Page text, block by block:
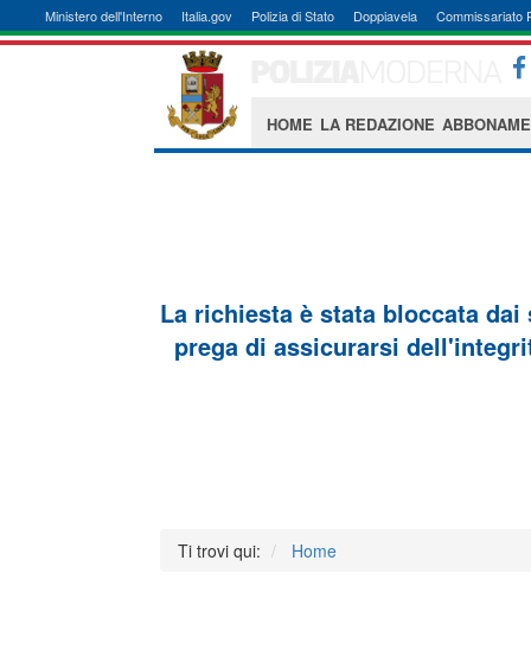
Ministero dell'Interno Italia.gov Polizia di Stato Doppiavela Commissariato
HOME LA REDAZIONE
La richiesta è stata bloccata
prega di assicurarsi
Ti trovi qui: Home